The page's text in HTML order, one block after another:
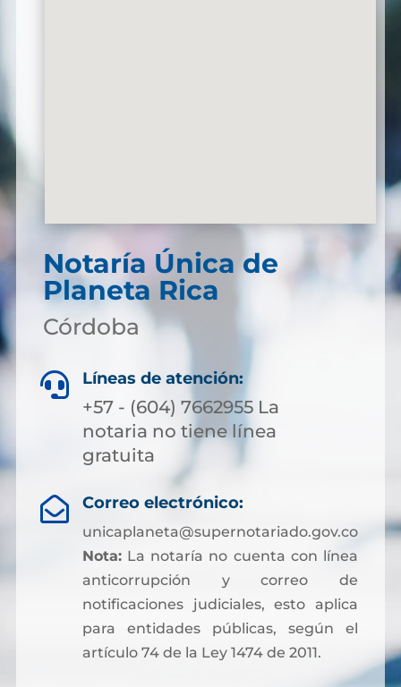
Notaría Única de
Planeta Rica
Córdoba
 Líneas de atención:
+57 - (604) 7662955 La
notaria no tiene línea
gratuita
 Correo electrónico:
unicaplaneta@supernotariado.gov.co
Nota:La notaría no cuenta con línea
anticorrupción y correo de
notificaciones judiciales, esto aplica
para entidades públicas, según el
artículo 74 de la Ley 1474 de 2011.